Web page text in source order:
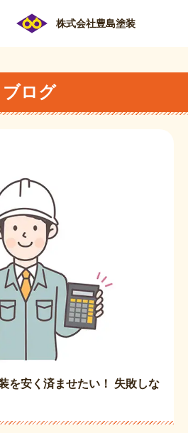
株式会社豊島塗装
ブログ
を安く済ませたい！ 失敗しな